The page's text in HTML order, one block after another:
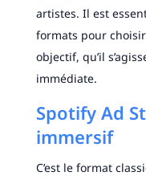
artistes. Il est
formats pour
objectif, qu’il
immédiate.
Spotify Ad
immersif
C’est le format